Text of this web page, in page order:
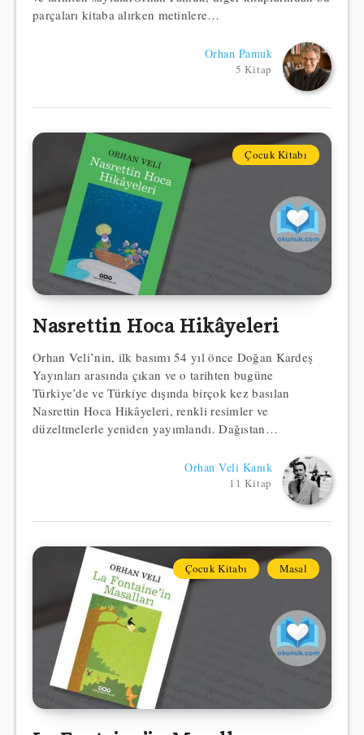
parçaları kitaba alırken metinlere…
Orhan Pamuk
5 Kitap
Çocuk Kitabı
Nasrettin Hoca Hikâyeleri
Orhan Veli’nin, ilk basımı 54 yıl önce Doğan Kardeş
Yayınları arasında çıkan ve o tarihten bugüne
Türkiye’de ve Türkiye dışında birçok kez basılan
Nasrettin Hoca Hikâyeleri, renkli resimler ve
düzeltmelerle yeniden yayımlandı. Dağıstan…
Orhan Veli Kanık
11 Kitap
Çocuk Kitabı Masal